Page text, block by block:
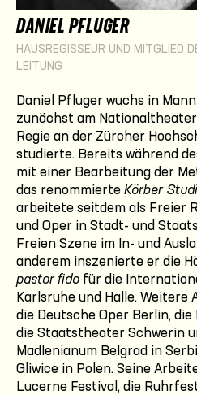
DANIEL PFLUGER
HAUSREGISSEUR UND MITGLIED
LEITUNG
Daniel Pfluger wuchs in
zunächst am
Regie an der Zürcher
studierte. Bereits während
mit einer Bearbeitung der
das renommierte Körber
arbeitete seitdem als Freier
und Oper in Stadt- und
Freien Szene im In- und
anderem inszenierte er die
pastor fido für die
Karlsruhe und Halle.
die Deutsche Oper Berlin,
die Staatstheater Schwerin
Madlenianum Belgrad in
Gliwice in Polen. Seine
Lucerne Festival, die